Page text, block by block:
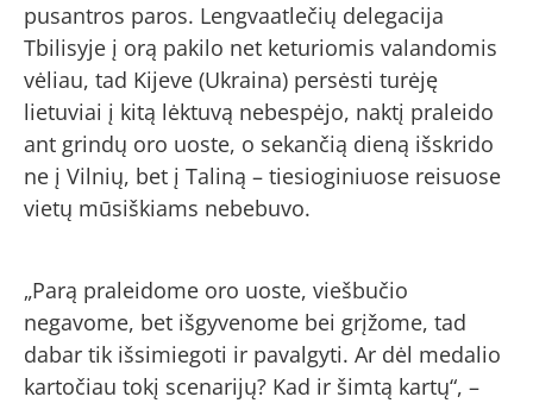
pusantros paros. Lengvaatlečių delegacija
Tbilisyje į orą pakilo net keturiomis valandomis
vėliau, tad Kijeve (Ukraina) persėsti turėję
lietuviai į kitą lėktuvą nebespėjo, naktį praleido
ant grindų oro uoste, o sekančią dieną išskrido
ne į Vilnių, bet į Taliną – tiesioginiuose reisuose
vietų mūsiškiams nebebuvo.
„Parą praleidome oro uoste, viešbučio
negavome, bet išgyvenome bei grįžome, tad
dabar tik išsimiegoti ir pavalgyti. Ar dėl medalio
kartočiau tokį scenarijų? Kad ir šimtą kartų“, –